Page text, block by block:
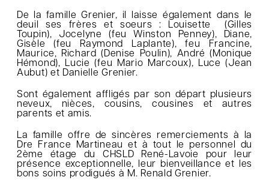
De la famille Grenier, il laisse également dans le
deuil ses frères et soeurs : Louisette (Gilles
Toupin), Jocelyne (feu Winston Penney), Diane,
Gisèle (feu Raymond Laplante), feu Francine,
Maurice, Richard (Denise Poulin), André (Monique
Hémond), Lucie (feu Mario Marcoux), Luce (Jean
Aubut) et Danielle Grenier.
Sont également affligés par son départ plusieurs
neveux, nièces, cousins, cousines et autres
parents et amis.
La famille offre de sincères remerciements à la
Dre France Martineau et à tout le personnel du
2ème étage du CHSLD René-Lavoie pour leur
présence exceptionnelle, leur bienveillance et les
bons soins prodigués à M. Renald Grenier.